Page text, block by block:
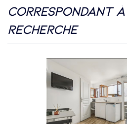
correspondant
recherche